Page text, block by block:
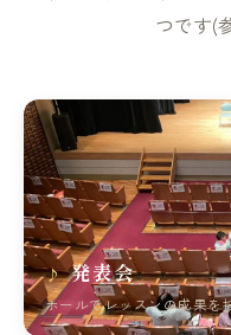
つです(
発表会
ホールでレッスンの成果を